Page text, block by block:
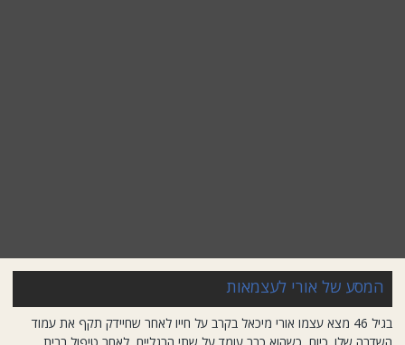
המסע של אורי לעצמאות
בגיל 46 מצא עצמו אורי מיכאל בקרב על חייו לאחר שחיידק תקף את עמוד